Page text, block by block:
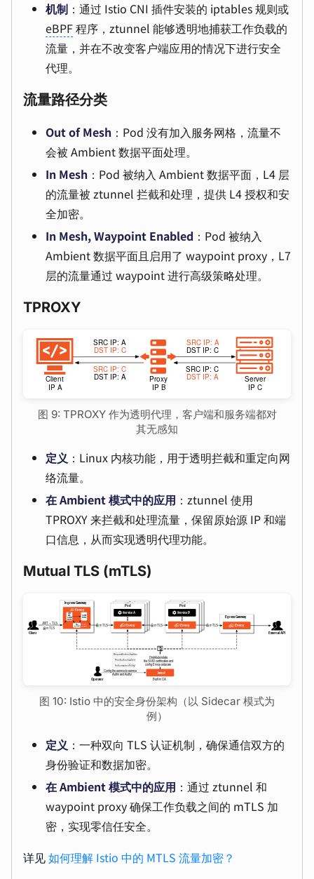
机制 ：通过 Istio CNI 插件安装的 iptables 规则或
eBPF程序，ztunnel 能够透明地捕获工作负载的
流量，并在不改变客户端应用的情况下进行安全
代理。
流量路径分类
Out of Mesh ：Pod 没有加入服务网格，流量不
会被 Ambient 数据平面处理。
In Mesh ：Pod 被纳入 Ambient 数据平面，L4 层
的流量被 ztunnel 拦截和处理，提供 L4 授权和安
全加密。
In Mesh, Waypoint Enabled ：Pod 被纳入
Ambient 数据平面且启用了 waypoint proxy，L7
层的流量通过 waypoint 进行高级策略处理。
TPROXY
图 9: TPROXY 作为透明代理，客户端和服务端都对
其无感知
定义 ：Linux 内核功能，用于透明拦截和重定向网
络流量。
在 Ambient 模式中的应用 ：ztunnel 使用
TPROXY 来拦截和处理流量，保留原始源 IP 和端
口信息，从而实现透明代理功能。
Mutual TLS (mTLS)
图 10: Istio 中的安全身份架构（以 Sidecar 模式为
例）
定义 ：一种双向 TLS 认证机制，确保通信双方的
身份验证和数据加密。
在 Ambient 模式中的应用 ：通过 ztunnel 和
waypoint proxy 确保工作负载之间的 mTLS 加
密，实现零信任安全。
详见如何理解 Istio 中的 MTLS 流量加密？